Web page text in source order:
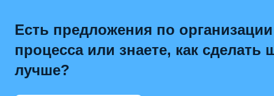
Есть предложения по
процесса или знаете, как сделать
лучше?